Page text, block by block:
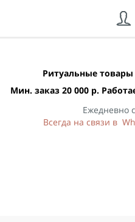
Ритуальные
Мин. заказ 20 000 р.
Ежедневно
Всегда на связи в